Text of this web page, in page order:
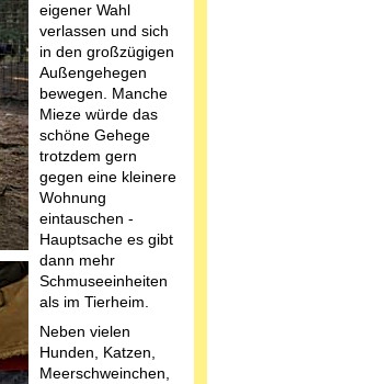
eigener Wahl
verlassen und sich
in den großzügigen
Außengehegen
bewegen. Manche
Mieze würde das
schöne Gehege
trotzdem gern
gegen eine kleinere
Wohnung
eintauschen -
Hauptsache es gibt
dann mehr
Schmuseeinheiten
als im Tierheim.
Neben vielen
Hunden, Katzen,
Meerschweinchen,